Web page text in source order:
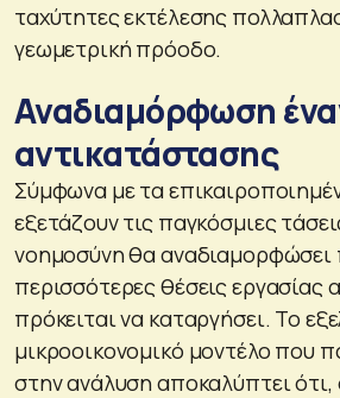
ταχύτητες εκτέλεσης
γεωμετρική πρόοδο.
Αναδιαμόρφωση
αντικατάστασης
Σύμφωνα με τα
εξετάζουν τις παγκόσμιες
νοημοσύνη θα αναδιαμορφώσει
περισσότερες θέσεις εργασίας
πρόκειται να καταργήσει. Το
μικροοικονομικό μοντέλο που
στην ανάλυση αποκαλύπτει